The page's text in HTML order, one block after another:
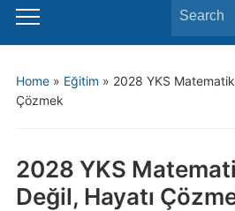
Toggle
mobile
Search
for:
Home» Eğitim » 2028 YKS
Çözmek
2028 YKS
Değil, Hayatı